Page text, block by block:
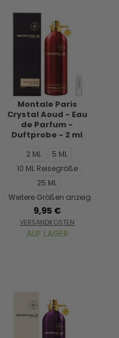
Montale Paris
Crystal Aoud - Eau
de Parfum -
Duftprobe - 2 ml
2 ML
5 ML
10 ML Reisegröße
25 ML
Weitere Größen anzeigen...
9,95 €
VERSANDKOSTEN
AUF LAGER